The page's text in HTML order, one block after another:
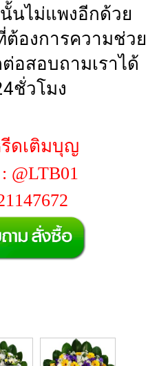
นไม่แพงอีกด้วย
องการความช่วย
อสอบถามเราได้
ชั่วโมง
ดเติมบุญ
@LTB01